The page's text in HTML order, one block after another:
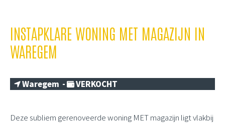
INSTAPKLARE WONING MET MAGAZIJN IN
WAREGEM
Waregem - VERKOCHT
Deze subliem gerenoveerde woning MET magazijn ligt vlakbij